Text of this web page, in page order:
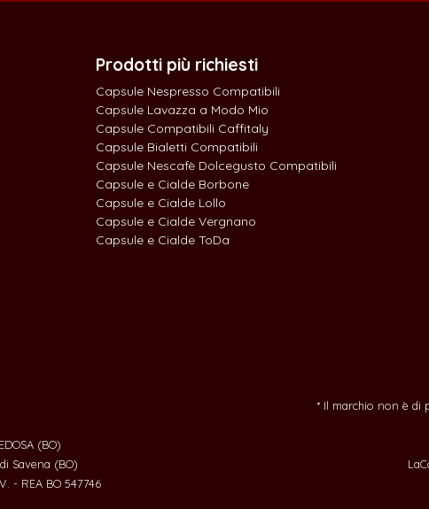
Prodotti più richiesti
Capsule Nespresso Compatibili
Capsule Lavazza a Modo Mio
Capsule Compatibili Caffitaly
Capsule Bialetti Compatibili
Capsule Nescafè Dolcegusto Compatibili
Capsule e Cialde Borbone
Capsule e Cialde Lollo
Capsule e Cialde Vergnano
Capsule e Cialde ToDa
(BO)
Savena (BO)
- REA BO 547746
* Il marchio non è di